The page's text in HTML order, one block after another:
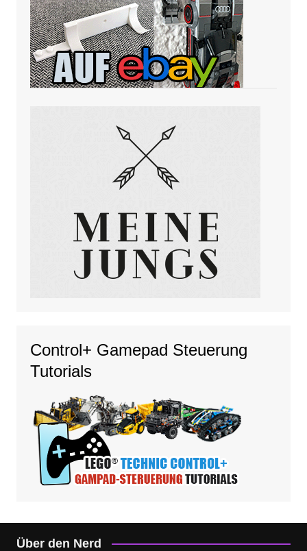
Control+ Gamepad Steuerung
Tutorials
Über den Nerd